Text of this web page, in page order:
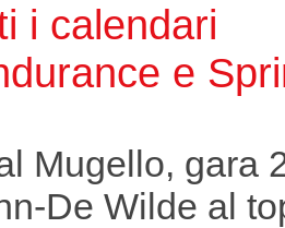
i calendari
e
Mugello, gara
De Wilde al